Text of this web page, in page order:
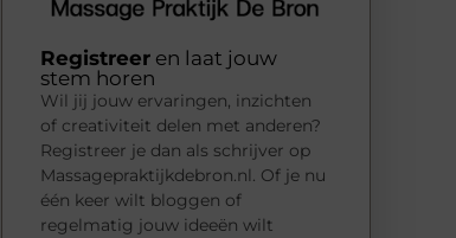
Registreer en laat jouw
stem horen
Wil jij jouw ervaringen, inzichten
of creativiteit delen met anderen?
Registreer je dan als schrijver op
Massagepraktijkdebron.nl. Of je nu
één keer wilt bloggen of
regelmatig jouw ideeën wilt